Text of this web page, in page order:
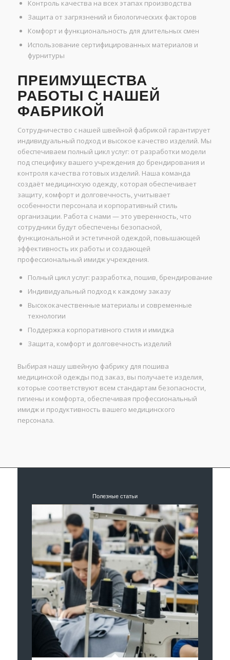
Контроль качества на всех этапах производства
Защита от загрязнений и биологических факторов
Комфорт и функциональность для длительных смен
Использование сертифицированных материалов и
фурнитуры
ПРЕИМУЩЕСТВА
РАБОТЫ С НАШЕЙ
ФАБРИКОЙ
Сотрудничество с нашей швейной фабрикой гарантирует
индивидуальный подход и высокое качество изделий. Мы
обеспечиваем полный цикл услуг: от разработки модели
под специфику вашего учреждения до брендирования и
контроля качества готовых изделий. Наша команда
создаёт медицинскую одежду, которая обеспечивает
защиту, комфорт и долговечность, учитывает
особенности персонала и корпоративный стиль
организации. Работа с нами — это уверенность, что
сотрудники будут обеспечены безопасной,
функциональной и эстетичной одеждой, повышающей
эффективность их работы и создающей
профессиональный имидж учреждения.
Полный цикл услуг: разработка, пошив, брендирование
Индивидуальный подход к каждому заказу
Высококачественные материалы и современные
технологии
Поддержка корпоративного стиля и имиджа
Защита, комфорт и долговечность изделий
Выбирая нашу швейную фабрику для пошива
медицинской одежды под заказ, вы получаете изделия,
которые соответствуют всем стандартам безопасности,
гигиены и комфорта, обеспечивая профессиональный
имидж и продуктивность вашего медицинского
персонала.
Полезные статьи